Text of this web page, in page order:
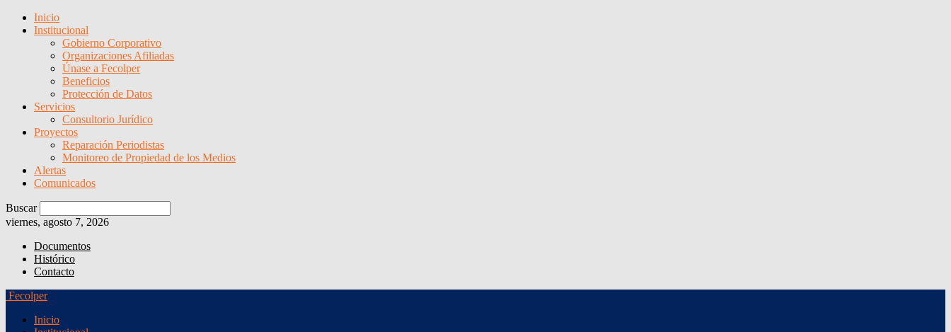
Inicio
Institucional
Gobierno Corporativo
Organizaciones Afiliadas
Únase a Fecolper
Beneficios
Protección de Datos
Servicios
Consultorio Jurídico
Proyectos
Reparación Periodistas
Monitoreo de Propiedad de los Medios
Alertas
Comunicados
Buscar
viernes, agosto 7, 2026
Documentos
Histórico
Contacto
Fecolper
Inicio